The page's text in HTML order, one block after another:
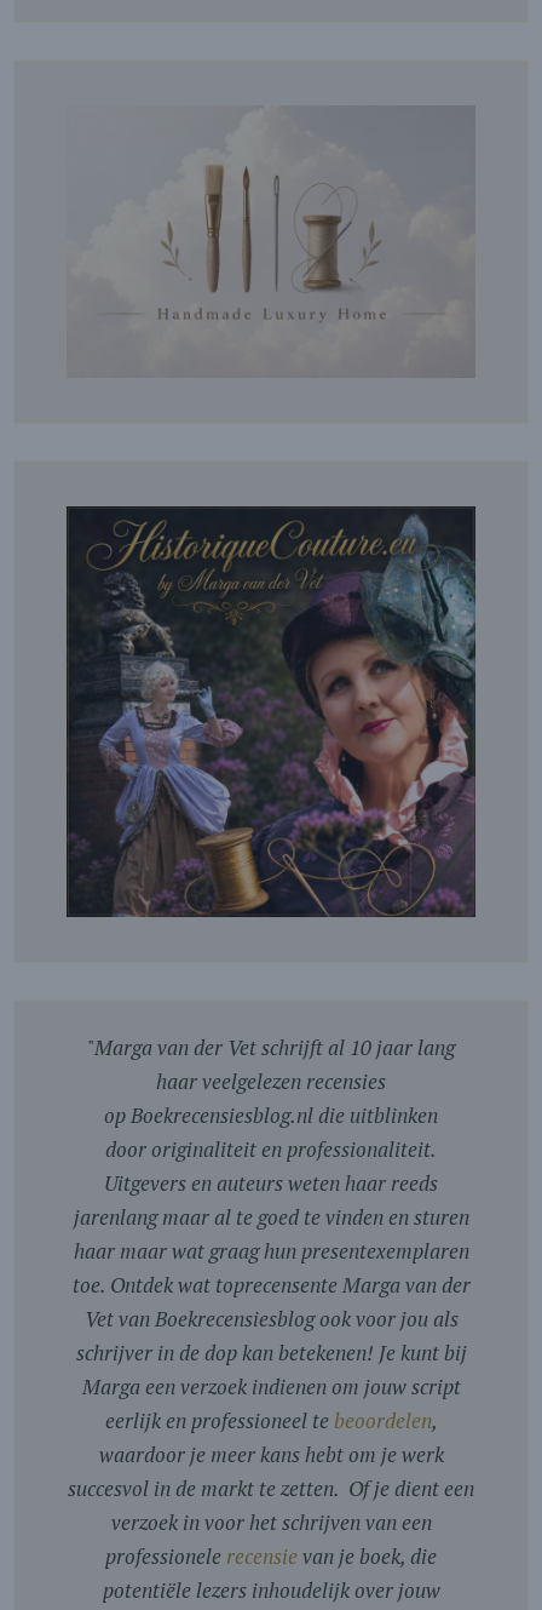
"Marga van der Vet schrijft al 10 jaar lang
haar veelgelezen recensies
op Boekrecensiesblog.nl die uitblinken
door originaliteit en professionaliteit.
Uitgevers en auteurs weten haar reeds
jarenlang maar al te goed te vinden en sturen
haar maar wat graag hun presentexemplaren
toe. Ontdek wat toprecensente Marga van der
Vet van Boekrecensiesblog ook voor jou als
schrijver in de dop kan betekenen! Je kunt bij
Marga een verzoek indienen om jouw script
eerlijk en professioneel te beoordelen,
waardoor je meer kans hebt om je werk
succesvol in de markt te zetten. Of je dient een
verzoek in voor het schrijven van een
professionele recensievan je boek, die
potentiële lezers inhoudelijk over jouw